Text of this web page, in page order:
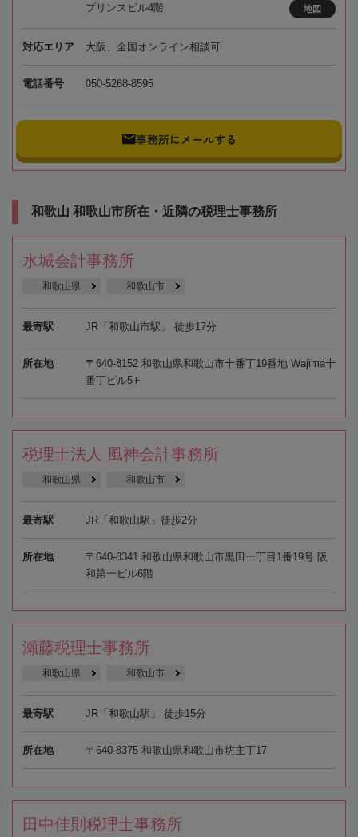
プリンスビル4階
地図
対応エリア 大阪、全国オンライン相談可
電話番号 050-5268-8595
事務所にメールする
和歌山 和歌山市所在・近隣の税理士事務所
水城会計事務所
和歌山県 和歌山市
最寄駅 JR「和歌山市駅」 徒歩17分
所在地
〒640-8152 和歌山県和歌山市十番丁19番地 Wajima十
番丁ビル5Ｆ
税理士法人 風神会計事務所
和歌山県 和歌山市
最寄駅 JR「和歌山駅」徒歩2分
所在地
〒640-8341 和歌山県和歌山市黒田一丁目1番19号 阪
和第一ビル6階
瀬藤税理士事務所
和歌山県 和歌山市
最寄駅 JR「和歌山駅」 徒歩15分
所在地 〒640-8375 和歌山県和歌山市坊主丁17
田中佳則税理士事務所